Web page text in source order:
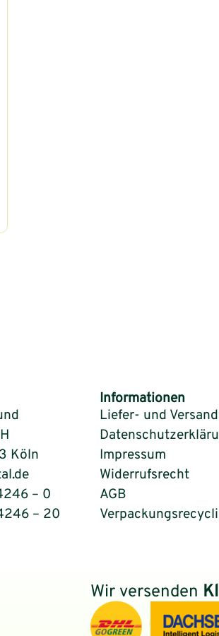
Köln
– 0
– 20
Informationen
Liefer- und
Impressum
Widerrufsrecht
AGB
Wir versenden